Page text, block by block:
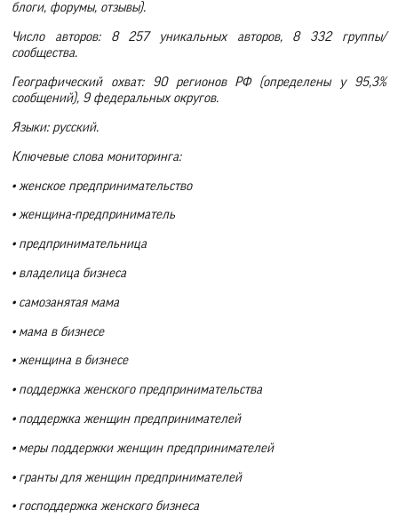
блоги, форумы, отзывы).
Число авторов: 8 257 уникальных авторов, 8 332 группы/
сообщества.
Географический охват: 90 регионов РФ (определены у 95,3%
сообщений), 9 федеральных округов.
Языки: русский.
Ключевые слова мониторинга:
• женское предпринимательство
• женщина-предприниматель
• предпринимательница
• владелица бизнеса
• самозанятая мама
• мама в бизнесе
• женщина в бизнесе
• поддержка женского предпринимательства
• поддержка женщин предпринимателей
• меры поддержки женщин предпринимателей
• гранты для женщин предпринимателей
• господдержка женского бизнеса